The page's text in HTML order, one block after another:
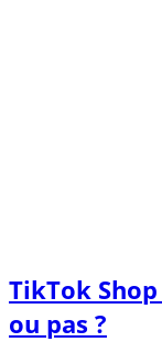
TikTok
ou pas ?